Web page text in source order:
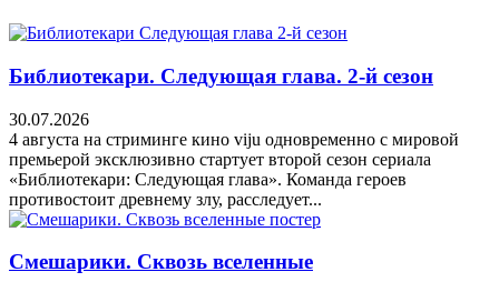
Библиотекари. Следующая глава. 2-й сезон
30.07.2026
4 августа на стриминге кино viju одновременно с мировой
премьерой эксклюзивно стартует второй сезон сериала
«Библиотекари: Следующая глава». Команда героев
противостоит древнему злу, расследует...
Смешарики. Сквозь вселенные